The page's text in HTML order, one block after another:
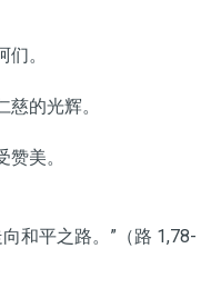
。
的光辉。
美。
和平之路。”（路 1,78-